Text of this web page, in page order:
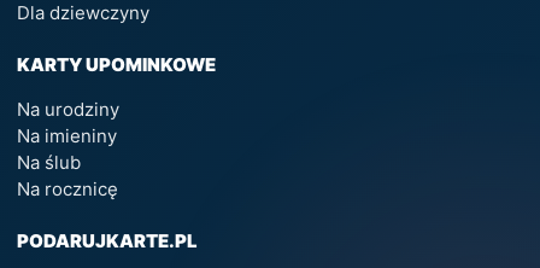
Dla dziewczyny
KARTY UPOMINKOWE
Na urodziny
Na imieniny
Na ślub
Na rocznicę
PODARUJKARTE.PL